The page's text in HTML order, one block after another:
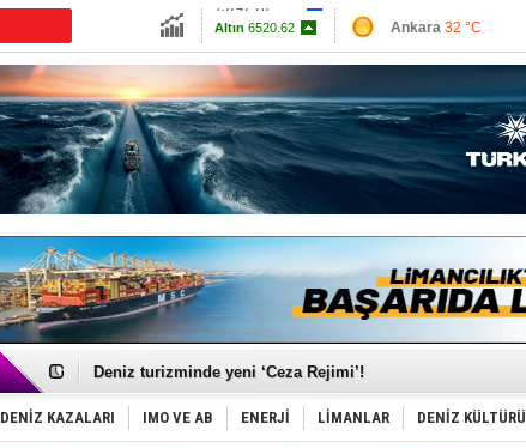
Altın 6520.62
Euro55.054
Ankara 32 °C
Antalya32 °C
Muğla 32 °C
Çanakkale 34 °C
Türkiye-Irak enerji hattında yeni dönem başlıyor
Deniz turizminde yeni ‘Ceza Rejimi’!
DÖDER, 28. Dönem Yönetim Kurulu Başkanını seçti!
Fairline, Türkiye’de ‘SoleMarin’i seçti
Baltık Denizi'nde tarih yazıldı!
DENİZ KAZALARI IMO VE AB ENERJİ LİMANLAR DENİZ KÜLTÜRÜ